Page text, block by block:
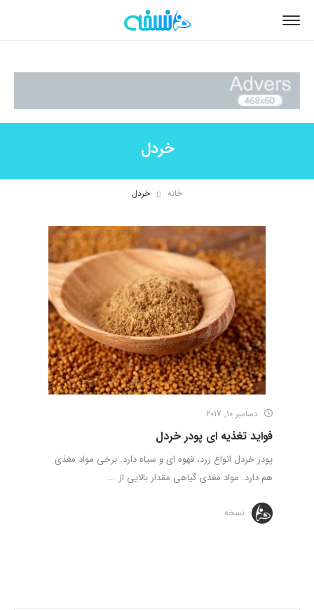
خردل
خانه خردل
دسامبر 10, 2017
فواید تغذیه ای پودر خردل
پودر خردل انواع زرد، قهوه ای و سیاه دارد. برخی مواد مغذی
هم دارد. مواد مغذی گیاهی مقدار بالایی از ...
نسخه